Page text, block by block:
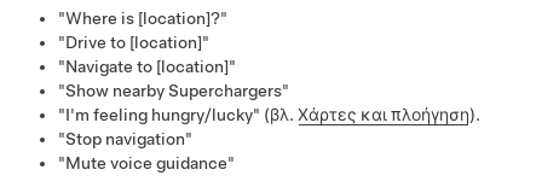
"Where is [location]?"
"Drive to [location]"
"Navigate to [location]"
"Show nearby Superchargers"
"I'm feeling hungry/lucky" (βλ. Χάρτες και πλοήγηση).
"Stop navigation"
"Mute voice guidance"